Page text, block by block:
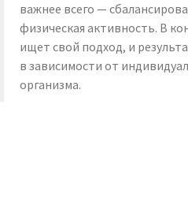
важнее всего —
физическая активность. В
ищет свой подход, и
в зависимости от
организма.